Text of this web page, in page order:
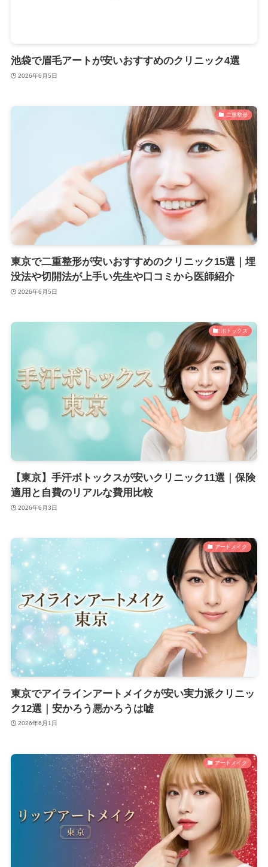
池袋で眉毛アートが安いおすすめのクリニック4選
2026年6月5日
二重整形
東京で二重整形が安いおすすめのクリニック15選｜埋
没法や切開法が上手い先生や口コミから医師紹介
2026年6月5日
ボトックス
【東京】手汗ボトックスが安いクリニック11選｜保険
適用と自費のリアルな費用比較
2026年6月3日
アートメイク
東京でアイラインアートメイクが安い実力派クリニッ
ク12選｜安かろう悪かろうは嘘
2026年6月1日
アートメイク